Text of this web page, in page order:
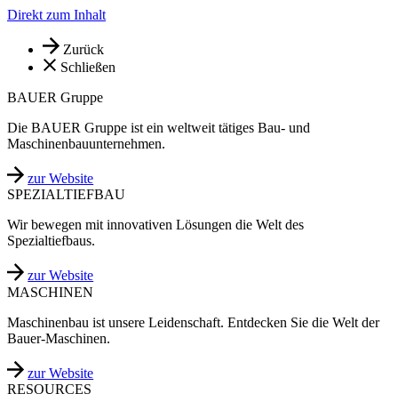
Direkt zum Inhalt
Zurück
Schließen
BAUER Gruppe
Die BAUER Gruppe ist ein weltweit tätiges Bau- und
Maschinenbauunternehmen.
zur Website
SPEZIALTIEFBAU
Wir bewegen mit innovativen Lösungen die Welt des
Spezialtiefbaus.
zur Website
MASCHINEN
Maschinenbau ist unsere Leidenschaft. Entdecken Sie die Welt der
Bauer-Maschinen.
zur Website
RESOURCES